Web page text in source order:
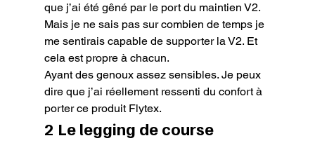
que j’ai été gêné par le port du maintien V2.
Mais je ne sais pas sur combien de temps je
me sentirais capable de supporter la V2. Et
cela est propre à chacun.
Ayant des genoux assez sensibles. Je peux
dire que j’ai réellement ressenti du confort à
porter ce produit Flytex.
2 Le legging de course